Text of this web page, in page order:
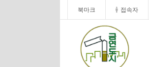
북마크 접속자